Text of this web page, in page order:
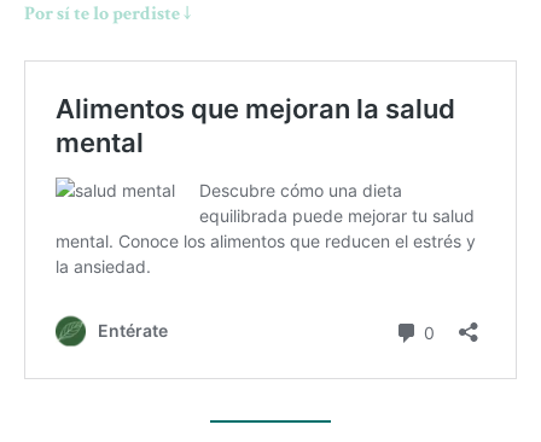
Por sí te lo perdiste ↓